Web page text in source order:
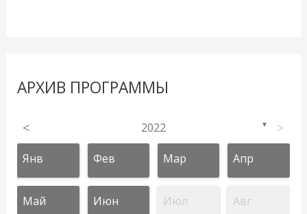
АРХИВ ПРОГРАММЫ
< 2022 ▼ >
Янв Фев Мар Апр
Май Июн Июл Авг